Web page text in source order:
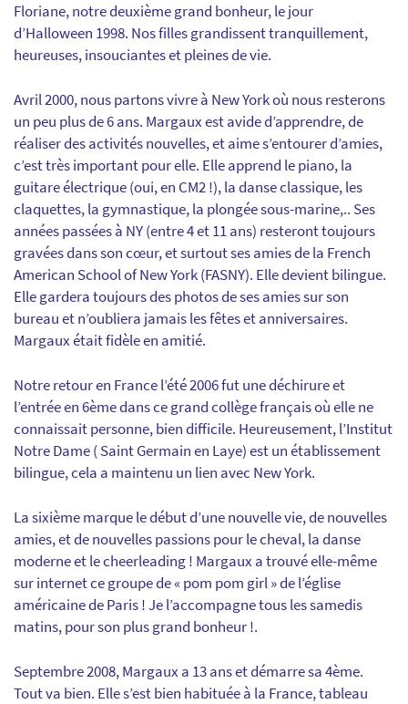
Floriane, notre deuxième grand bonheur, le jour
d’Halloween 1998. Nos filles grandissent tranquillement,
heureuses, insouciantes et pleines de vie.
Avril 2000, nous partons vivre à New York où nous resterons
un peu plus de 6 ans. Margaux est avide d’apprendre, de
réaliser des activités nouvelles, et aime s’entourer d’amies,
c’est très important pour elle. Elle apprend le piano, la
guitare électrique (oui, en CM2 !), la danse classique, les
claquettes, la gymnastique, la plongée sous-marine,.. Ses
années passées à NY (entre 4 et 11 ans) resteront toujours
gravées dans son cœur, et surtout ses amies de la French
American School of New York (FASNY). Elle devient bilingue.
Elle gardera toujours des photos de ses amies sur son
bureau et n’oubliera jamais les fêtes et anniversaires.
Margaux était fidèle en amitié.
Notre retour en France l’été 2006 fut une déchirure et
l’entrée en 6ème dans ce grand collège français où elle ne
connaissait personne, bien difficile. Heureusement, l’Institut
Notre Dame ( Saint Germain en Laye) est un établissement
bilingue, cela a maintenu un lien avec New York.
La sixième marque le début d’une nouvelle vie, de nouvelles
amies, et de nouvelles passions pour le cheval, la danse
moderne et le cheerleading ! Margaux a trouvé elle-même
sur internet ce groupe de « pom pom girl » de l’église
américaine de Paris ! Je l’accompagne tous les samedis
matins, pour son plus grand bonheur !.
Septembre 2008, Margaux a 13 ans et démarre sa 4ème.
Tout va bien. Elle s’est bien habituée à la France, tableau